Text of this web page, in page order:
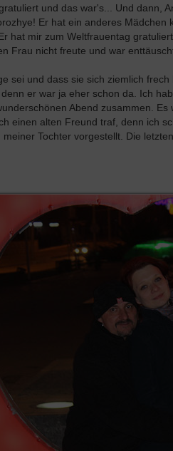
und das war's... Und dann,
Er hat ein anderes
hat mir zum Weltfrauentag
Frau nicht freute und war
sei und dass sie sich ziemlich
er war ja eher schon da. Ich
Abend zusammen.
einen alten Freund traf, denn ich
Tochter vorgestellt. Die